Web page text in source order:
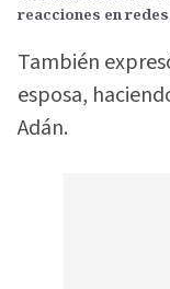
reacciones en redes
También
esposa,
Adán.